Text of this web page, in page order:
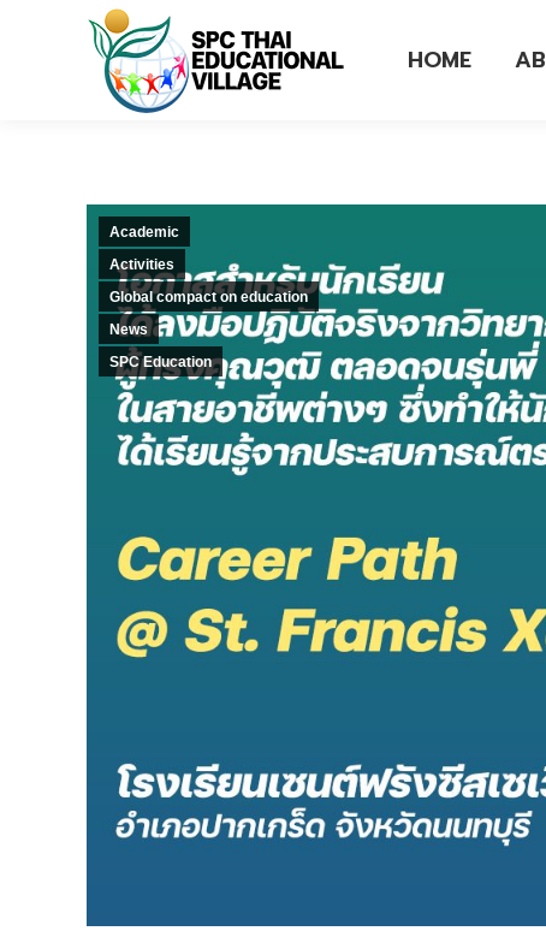
HOME
Academic
Activities
Global compact on education
News
SPC Education